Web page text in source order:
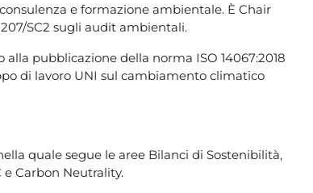
e formazione ambientale. È Chair
SC2 sugli audit ambientali.
alla pubblicazione della norma ISO 14067:2018
di lavoro UNI sul cambiamento climatico
quale segue le aree Bilanci di Sostenibilità,
e Carbon Neutrality.